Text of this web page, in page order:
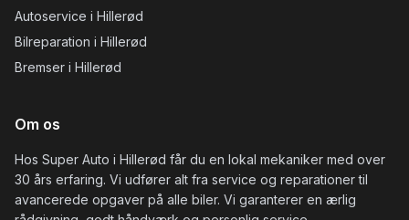
Autoservice i Hillerød
Bilreparation i Hillerød
Bremser i Hillerød
Om os
Hos Super Auto i Hillerød får du en lokal mekaniker med over
30 års erfaring. Vi udfører alt fra service og reparationer til
avancerede opgaver på alle biler. Vi garanterer en ærlig